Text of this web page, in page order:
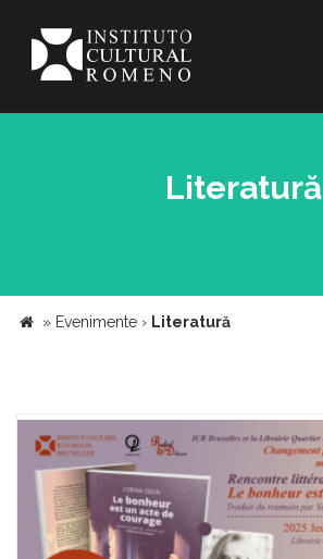
Literatură
» Evenimente › Literatură